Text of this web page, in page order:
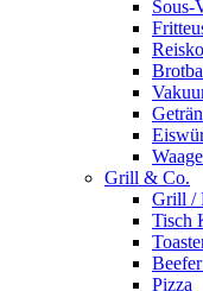
Sous-
Grill & Co.
Grill /
Tisch
Pizza